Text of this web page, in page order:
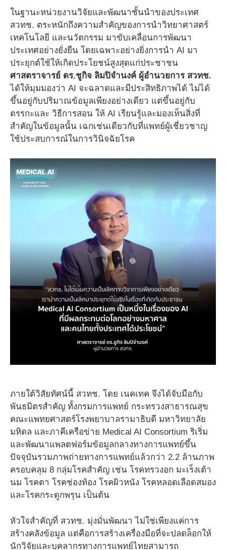
ในฐานะหน่วยงานวิจัยและพัฒนาชั้นนำของประเทศ
สวทช. ตระหนักถึงความสำคัญของการนำวิทยาศาสตร์
เทคโนโลยี และนวัตกรรม มาขับเคลื่อนการพัฒนา
ประเทศอย่างยั่งยืน โดยเฉพาะอย่างยิ่งการนำ AI มา
ประยุกต์ใช้ให้เกิดประโยชน์สูงสุดแก่ประชาชน
ศาสตราจารย์ ดร.ชูกิจ ลิมปิจำนงค์ ผู้อำนวยการ สวทช.
ได้ให้มุมมองว่า AI จะฉลาดและมีประสิทธิภาพได้ ไม่ได้
ขึ้นอยู่กับปริมาณข้อมูลเพียงอย่างเดียว แต่ขึ้นอยู่กับ
ตรรกะและ วิธีการสอน ให้ AI เรียนรู้และมองเห็นสิ่งที่
สำคัญในข้อมูลนั้น เฉกเช่นเดียวกับที่แพทย์ผู้เชี่ยวชาญ
ใช้ประสบการณ์ในการวินิจฉัยโรค
ภายใต้วิสัยทัศน์นี้ สวทช. โดย เนคเทค จึงได้จับมือกับ
พันธมิตรสำคัญ ทั้งกรมการแพทย์ กระทรวงสาธารณสุข
คณะแพทยศาสตร์โรงพยาบาลรามาธิบดี มหาวิทยาลัย
มหิดล และภาคีเครือข่าย Medical AI Consortium ริเริ่ม
และพัฒนาแพลตฟอร์มข้อมูลกลางทางการแพทย์ขึ้น
ปัจจุบันรวมภาพถ่ายทางการแพทย์แล้วกว่า 2.2 ล้านภาพ
ครอบคลุม 8 กลุ่มโรคสำคัญ เช่น โรคทรวงอก มะเร็งเต้า
นม โรคตา โรคช่องท้อง โรคผิวหนัง โรคหลอดเลือดสมอง
และโรคกระดูกพรุน เป็นต้น
หัวใจสำคัญที่ สวทช. มุ่งมั่นพัฒนา ไม่ใช่เพียงแค่การ
สร้างคลังข้อมูล แต่คือการสร้างเครื่องมือที่จะปลดล็อกให้
นักวิจัยและบุคลากรทางการแพทย์ไทยสามารถ